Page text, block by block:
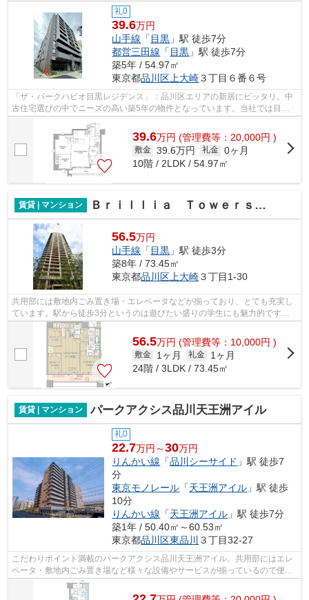
礼0
39.6万円
山手線 「 目黒 」駅 徒歩7分
都営三田線 「 目黒 」駅 徒歩7分
築5年 / 54.97㎡
東京都品川区上大崎３丁目６番６号
「ザ・パークハビオ目黒レジデンス」：品川区エリアの新居にピッタリ。中
古住宅選びの中でニーズの高い築5年の物件となっています。当社では目黒
39.6万円 (管理費等：20,000円 )
敷金 39.6万円 礼金 0ヶ月
10階 / 2LDK / 54.97㎡
賃貸 | マンション Ｂｒｉｌｌｉａ Ｔｏｗｅｒｓ目黒 サウスレジデンス
56.5万円
山手線 「 目黒 」駅 徒歩3分
築8年 / 73.45㎡
東京都品川区上大崎３丁目1-30
共用部には敷地内ごみ置き場・エレベータなどが揃っており、とても充実し
ています。駅から徒歩3分というのは遊びたい盛りの学生にも魅力的です。
地上38階建てで景色も良く、多数のお問...
56.5万円 (管理費等：10,000円 )
敷金 1ヶ月 礼金
1ヶ月
24階 / 3LDK / 73.45㎡
賃貸 | マンション パークアクシス品川天王洲アイル
礼0
22.7万円～30万円
りんかい線 「品川シーサイド 」駅 徒歩7
分
東京モノレール 「天王洲アイル 」駅 徒歩
10分
りんかい線 「天王洲アイル 」駅 徒歩7分
築1年 / 50.40㎡～60.53㎡
東京都品川区東品川 ３丁目32-27
こだわりポイント満載のパークアクシス品川天王洲アイル。共用部にはエレ
ベータ・敷地内ごみ置き場など様々な設備やサービスが揃っているので便利
です。共用設備の充実している、楽し...